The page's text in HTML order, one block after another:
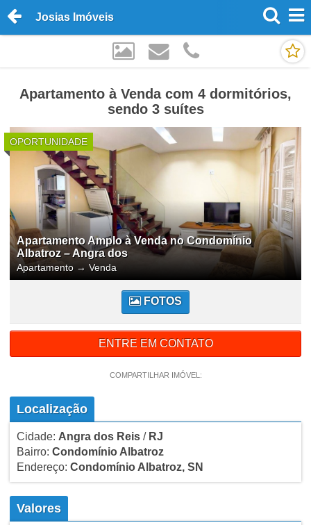
Josias Imóveis
Apartamento à Venda com 4 dormitórios,
sendo 3 suítes
OPORTUNIDADE
Apartamento Amplo à Venda no Condomínio
Albatroz – Angra dos
Apartamento → Venda
FOTOS
ENTRE EM CONTATO
COMPARTILHAR IMÓVEL:
Localização
Cidade: Angra dos Reis/ RJ
Bairro: Condomínio Albatroz
Endereço: Condomínio Albatroz, SN
Valores